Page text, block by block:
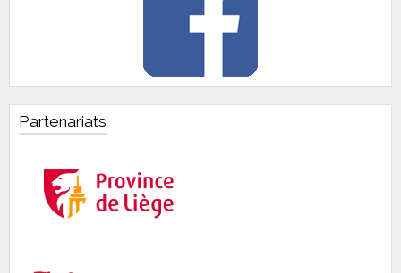
Partenariats